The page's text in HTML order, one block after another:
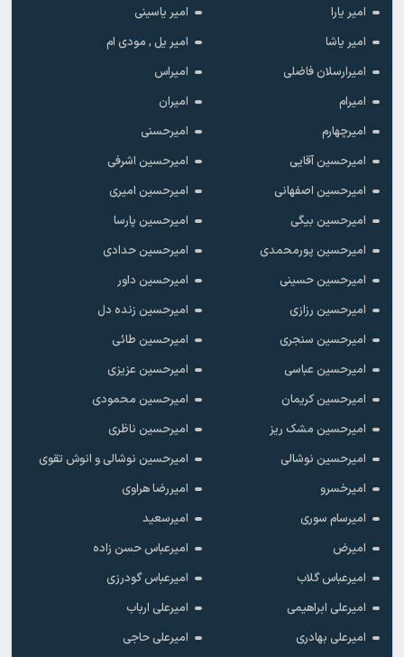
امیر یارا
امیر یاسینی
امیر یاشا
امیر یل , مودی ام
امیرارسلان فاضلی
امیراس
امیرام
امیران
امیرچهارم
امیرحسنی
امیرحسین آقایی
امیرحسین اشرفی
امیرحسین اصفهانی
امیرحسین امیری
امیرحسین بیگی
امیرحسین پارسا
امیرحسین پورمحمدی
امیرحسین حدادی
امیرحسین حسینی
امیرحسین داور
امیرحسین رزازی
امیرحسین زنده دل
امیرحسین سنجری
امیرحسین طائی
امیرحسین عباسی
امیرحسین عزیزی
امیرحسین کریمان
امیرحسین محمودی
امیرحسین مشک ریز
امیرحسین ناظری
امیرحسین نوشالی
امیرحسین نوشالی و انوش تقوی
امیرخسرو
امیررضا هراوی
امیرسام سوری
امیرسعید
امیرض
امیرعباس حسن زاده
امیرعباس گلاب
امیرعباس گودرزی
امیرعلی ابراهیمی
امیرعلی ارباب
امیرعلی بهادری
امیرعلی حاجی